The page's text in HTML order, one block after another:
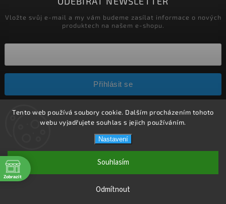
Tento web používá soubory cookie. Dalším procházením tohoto
webu vyjadřujete souhlas s jejich používáním.
Nastavení
Odmítnout
Souhlasím
Vložte svůj e-mail a my vám budeme zasílat informace o nových
produktech na našem e-shopu.
Přihlásit se
Copyright 2026HELÍSEK stavební s.r.o.. Všechna práva
Upravit nastavení cookies
Weboo.eu
Zobrazit